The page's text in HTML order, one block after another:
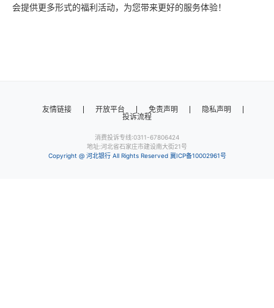
会提供更多形式的福利活动，为您带来更好的服务体验！
友情链接 开放平台 免责声明 隐私声明
投诉流程
消费投诉专线:0311-67806424
地址:河北省石家庄市建设南大街21号
Copyright @ 河北银行 All Rights Reserved 冀ICP备10002961号